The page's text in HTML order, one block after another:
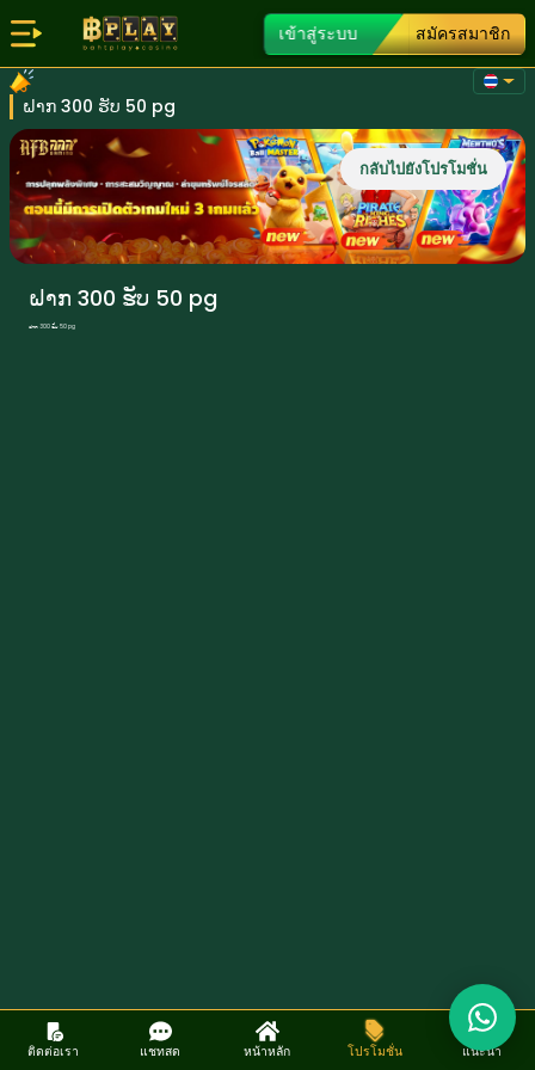
เข้าสู่ระบบ สมัครสมาชิก
ຝາກ 300 ຮັບ 50 pg
กลับไปยังโปรโมชั่น
ຝາກ 300 ຮັບ 50 pg
ຝາກ 300 ຮັບ 50 pg
ติดต่อเรา แชทสด หน้าหลัก โปรโมชั่น แนะนำ